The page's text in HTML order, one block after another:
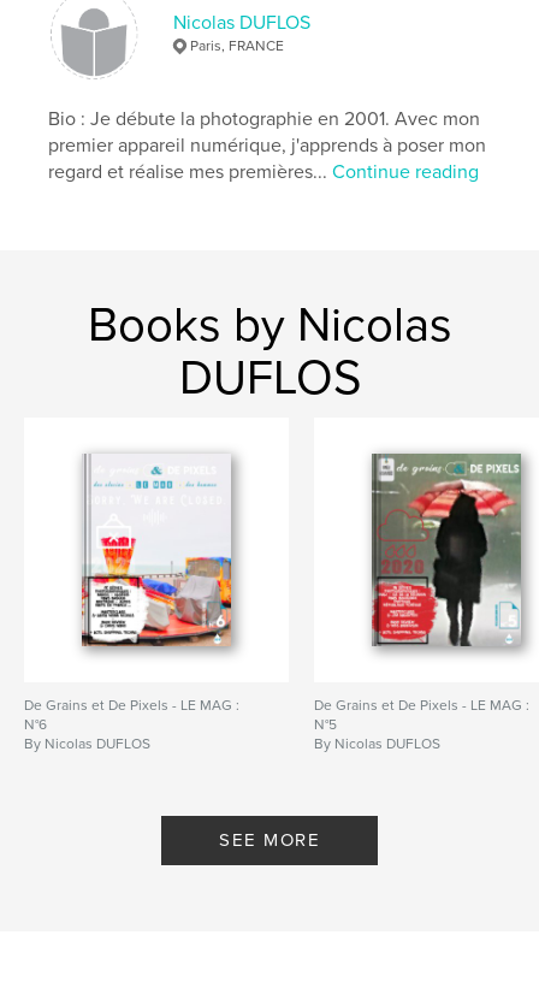
Nicolas DUFLOS
Paris, FRANCE
Bio : Je débute la photographie en 2001. Avec mon
premier appareil numérique, j'apprends à poser mon
regard et réalise mes premières...Continue reading
Books by Nicolas
DUFLOS
De Grains et De Pixels - LE MAG :
N°6
By Nicolas DUFLOS
De Grains et De Pixels - LE MAG :
N°5
By Nicolas DUFLOS
SEE MORE